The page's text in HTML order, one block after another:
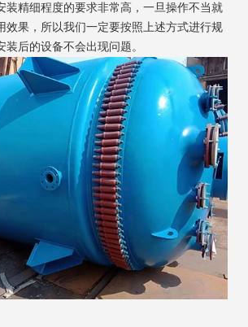
精细程度的要求非常高，一旦操作不当就
效果，所以我们一定要按照上述方式进行规
后的设备不会出现问题。